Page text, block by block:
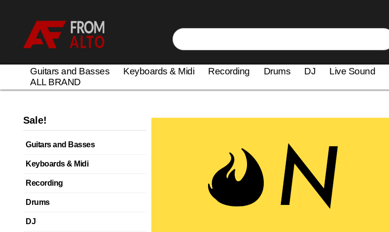
Guitars and Basses Keyboards & Midi Recording Drums DJ Live Sound
ALL BRAND
Sale!
Guitars and Basses
Keyboards & Midi
Recording
Drums
DJ